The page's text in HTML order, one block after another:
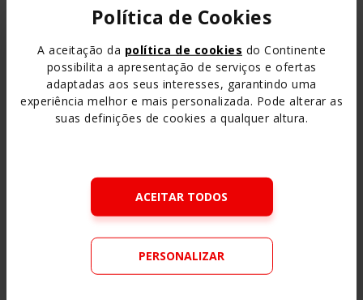
Política de Cookies
A aceitação da política de cookies do Continente
possibilita a apresentação de serviços e ofertas
adaptadas aos seus interesses, garantindo uma
experiência melhor e mais personalizada. Pode alterar as
suas definições de cookies a qualquer altura.
ACEITAR TODOS
PERSONALIZAR
proteínas, vitaminas e mineraisfundamentais numa
O cálcio é essencial para o bom desenvolvimento dos